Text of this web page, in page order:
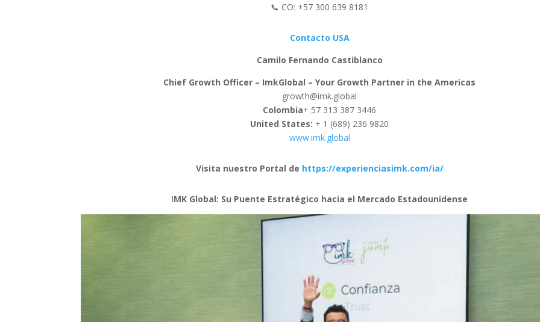
📞 CO: +57 300 639 8181
Contacto USA
Camilo Fernando Castiblanco
Chief Growth Officer – ImkGlobal – Your Growth Partner in the Americas
growth@imk.global
Colombia+ 57 313 387 3446
United States: + 1 (689) 236 9820
www.imk.global
Visita nuestro Portal de https://experienciasimk.com/ia/
IMK Global: Su Puente Estratégico hacia el Mercado Estadounidense